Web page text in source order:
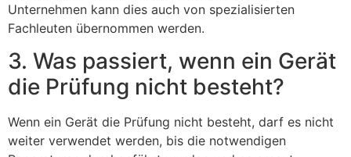
Unternehmen kann dies auch von spezialisierten
Fachleuten übernommen werden.
3. Was passiert, wenn ein Gerät
die Prüfung nicht besteht?
Wenn ein Gerät die Prüfung nicht besteht, darf es nicht
weiter verwendet werden, bis die notwendigen